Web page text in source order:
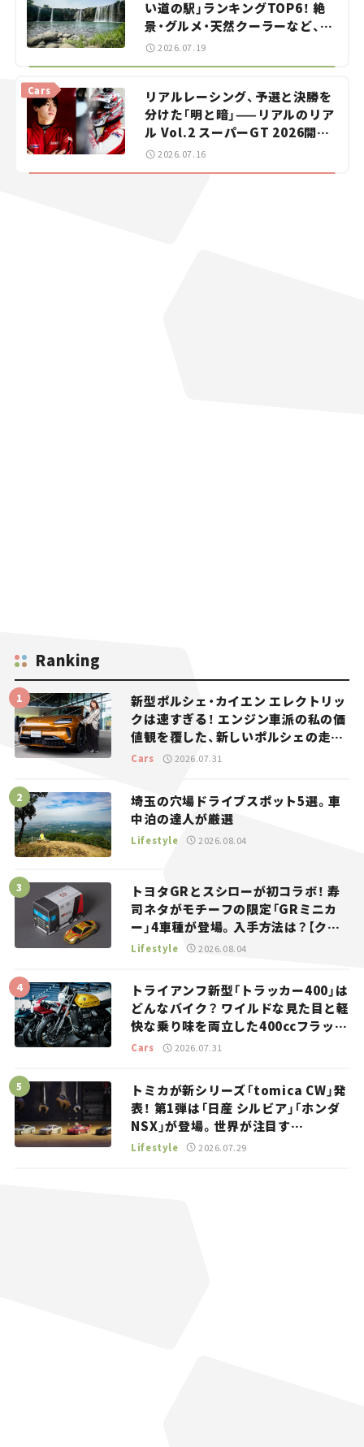
い道の駅」ランキングTOP6！ 絶
景・グルメ・天然クーラーなど、避
暑におすすめのスポットを紹介
【道の駅マニアの推し駅ガイド】
2026.07.19
リアルレーシング、予選と決勝を
分けた「明と暗」——リアルのリア
ル Vol.2 スーパーGT 2026開幕
戦 岡山国際サーキット
Cars
2026.07.16
Ranking
新型ポルシェ・カイエン エレクトリッ
クは速すぎる！ エンジン車派の私の価
値観を覆した、新しいポルシェの走
り。
Cars 2026.07.31
埼玉の穴場ドライブスポット5選。車
中泊の達人が厳選
Lifestyle 2026.08.04
トヨタGRとスシローが初コラボ！ 寿
司ネタがモチーフの限定「GRミニカ
ー」4車種が登場。入手方法は？【クル
マとホビー】
Lifestyle 2026.08.04
トライアンフ新型「トラッカー400」は
どんなバイク？ ワイルドな見た目と軽
快な乗り味を両立した400ccフラット
トラッカー【試乗レビュー】
Cars 2026.07.31
トミカが新シリーズ「tomica CW」発
表！ 第1弾は「日産 シルビア」「ホンダ
NSX」が登場。世界が注目す
る“JDM”に焦点【クルマとホビー】
Lifestyle 2026.07.29